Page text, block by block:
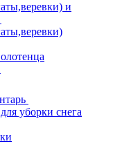
и
уборки снега